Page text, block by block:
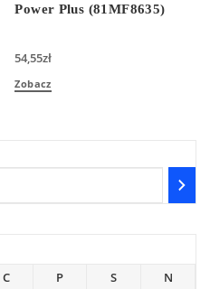
Power Plus (81MF8635)
54,55zł
Zobacz
C P S
N